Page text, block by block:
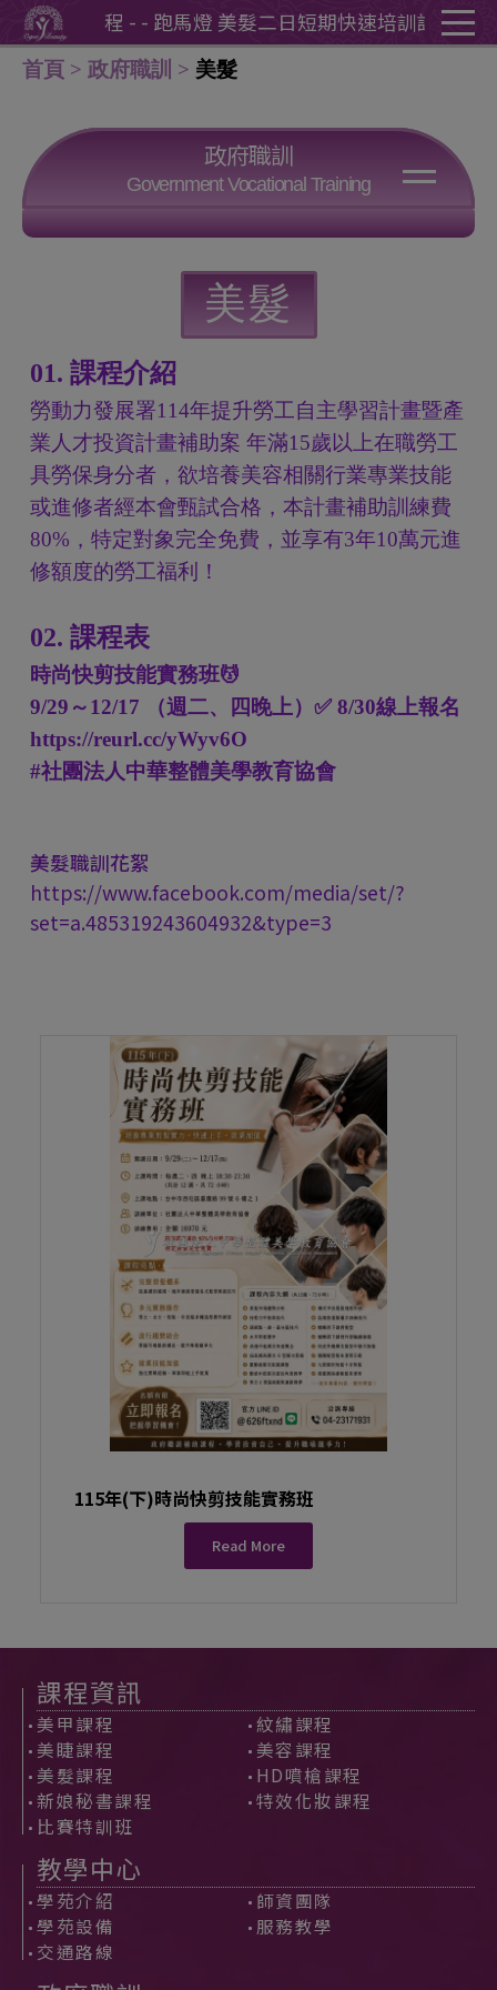
速培訓課程 - - 跑馬燈 美髮二日短期快速培訓課程 - -
首頁 政府職訓 美髮
政府職訓
Government Vocational Training
美甲 彩繪造型
美髮
美髮
01. 課程介紹
勞動力發展署114年提升勞工自主學習計畫暨產
業人才投資計畫補助案 年滿15歲以上在職勞工
具勞保身分者，欲培養美容相關行業專業技能
或進修者經本會甄試合格，本計畫補助訓練費
80%，特定對象完全免費，並享有3年10萬元進
修額度的勞工福利！
02. 課程表
時尚快剪技能實務班💆
9/29～12/17 （週二、四晚上）✅ 8/30線上報名
https://reurl.cc/yWyv6O
#社團法人中華整體美學教育協會
美髮職訓花絮
https://www.facebook.com/media/set/?
set=a.485319243604932&type=3
115年(下)時尚快剪技能實務班
Read More
課程資訊
美甲課程
紋繡課程
美睫課程
美容課程
美髮課程
HD噴槍課程
新娘秘書課程
特效化妝課程
比賽特訓班
教學中心
學苑介紹
師資團隊
學苑設備
服務教學
交通路線
Cookie管理面板